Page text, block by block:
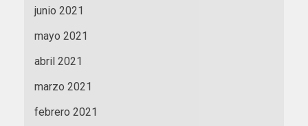
junio 2021
mayo 2021
abril 2021
marzo 2021
febrero 2021